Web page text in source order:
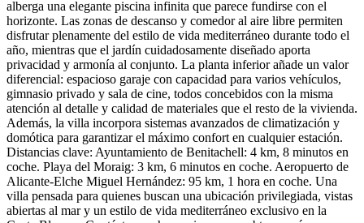
alberga una elegante piscina infinita que parece fundirse con el
horizonte. Las zonas de descanso y comedor al aire libre permiten
disfrutar plenamente del estilo de vida mediterráneo durante todo el
año, mientras que el jardín cuidadosamente diseñado aporta
privacidad y armonía al conjunto. La planta inferior añade un valor
diferencial: espacioso garaje con capacidad para varios vehículos,
gimnasio privado y sala de cine, todos concebidos con la misma
atención al detalle y calidad de materiales que el resto de la vivienda.
Además, la villa incorpora sistemas avanzados de climatización y
domótica para garantizar el máximo confort en cualquier estación.
Distancias clave: Ayuntamiento de Benitachell: 4 km, 8 minutos en
coche. Playa del Moraig: 3 km, 6 minutos en coche. Aeropuerto de
Alicante-Elche Miguel Hernández: 95 km, 1 hora en coche. Una
villa pensada para quienes buscan una ubicación privilegiada, vistas
abiertas al mar y un estilo de vida mediterráneo exclusivo en la